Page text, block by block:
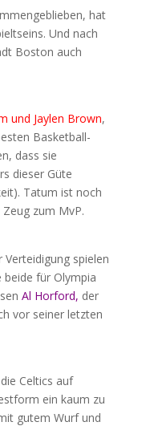
hat
Und nach
Boston auch
und Jaylen Brown,
Basketball-
dass sie
dieser Güte
Tatum ist noch
zum MvP.
spielen
beide für Olympia
Al Horford, der
vor seiner letzten
Celtics auf
ein kaum zu
gutem Wurf und